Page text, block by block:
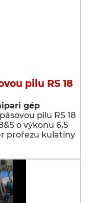
pilu RS 18
gép
pilu RS 18
o výkonu 6,5
prořezu kulatiny